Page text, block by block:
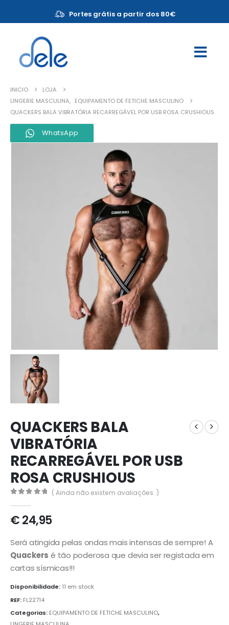
Portes grátis a partir dos 80€
INICIO
LOJA
LINGERIE MASCULINA, EQUIPAMENTO DE FETICHE MASCULINO
QUACKERS BALA VIBRATÓRIA RECARREGÁVEL POR USB ROSA CRUSHIOUS
WhatsApp
QUACKERS BALA
VIBRATÓRIA
RECARREGÁVEL POR USB
ROSA CRUSHIOUS
( Ainda não existem avaliações. )
€24,95
Será atingida pelas ondas mais intensas de sempre! A
Quackers é tão poderosa que devia ser registada em
cartas sísmicas!!!
Disponibilidade: 11 em stock
REF: FL22714
Categorias: EQUIPAMENTO DE FETICHE MASCULINO,